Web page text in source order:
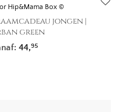
Hip&Mama Box ©
jongen |
green
44,95